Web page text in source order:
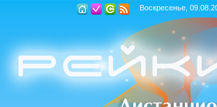
Воскресенье,